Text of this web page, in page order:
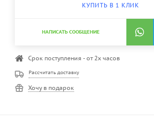
КУПИТЬ В 1 КЛИК
НАПИСАТЬ СООБЩЕНИЕ
Срок поступления - от 2х часов
Рассчитать доставку
Хочу в подарок